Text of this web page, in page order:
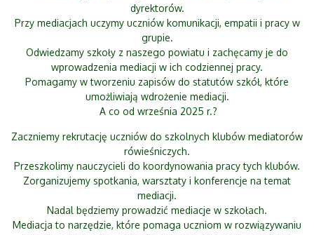
dyrektorów.
Przy mediacjach uczymy uczniów komunikacji, empatii i pracy w
grupie.
Odwiedzamy szkoły z naszego powiatu i zachęcamy je do
wprowadzenia mediacji w ich codziennej pracy.
Pomagamy w tworzeniu zapisów do statutów szkół, które
umożliwiają wdrożenie mediacji.
A co od września 2025 r.?
Zaczniemy rekrutację uczniów do szkolnych klubów mediatorów
rówieśniczych.
Przeszkolimy nauczycieli do koordynowania pracy tych klubów.
Zorganizujemy spotkania, warsztaty i konferencje na temat
mediacji.
Nadal będziemy prowadzić mediacje w szkołach.
Mediacja to narzędzie, które pomaga uczniom w rozwiązywaniu